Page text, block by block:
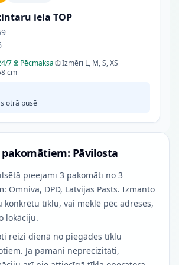
iela TOP
7 Pēcmaksa
Izmēri L, M, S, XS
cm
otrā pusē
Pāvilosta
pieejami 3 pakomāti no 3
Omniva, DPD, Latvijas Pasts. Izmanto
tīklu, vai meklē pēc adreses,
lokāciju.
reizi dienā no piegādes tīklu
Ja pamani neprecizitāti,